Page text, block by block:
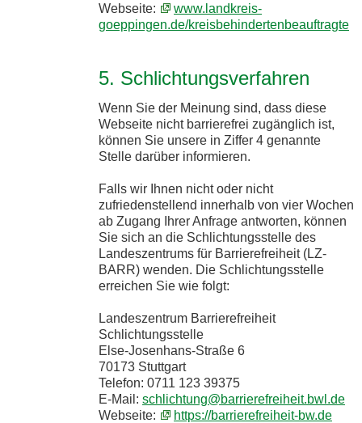
Webseite:
www.landkreis-
goeppingen.de/kreisbehindertenbeauftragte
5. Schlichtungsverfahren
Wenn Sie der Meinung sind, dass diese
Webseite nicht barrierefrei zugänglich ist,
können Sie unsere in Ziffer 4 genannte
Stelle darüber informieren.
Falls wir Ihnen nicht oder nicht
zufriedenstellend innerhalb von vier Wochen
ab Zugang Ihrer Anfrage antworten, können
Sie sich an die Schlichtungsstelle des
Landeszentrums für Barrierefreiheit (LZ-
BARR) wenden. Die Schlichtungsstelle
erreichen Sie wie folgt:
Landeszentrum Barrierefreiheit
Schlichtungsstelle
Else-Josenhans-Straße 6
70173 Stuttgart
Telefon: 0711 123 39375
E-Mail: schlichtung@barrierefreiheit.bwl.de
Webseite:
https://barrierefreiheit-bw.de